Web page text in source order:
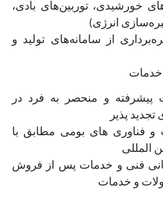
خورشیدی، ‏توربین‌های بادی،
انرژی)‏
از سامانه‌های تولید و
پیشرفته و منحصر به فرد در
‏پذیر
و فناوری های بومی مطابق با
المللی
فنی و خدمات پس از فروش
و ‏خدمات